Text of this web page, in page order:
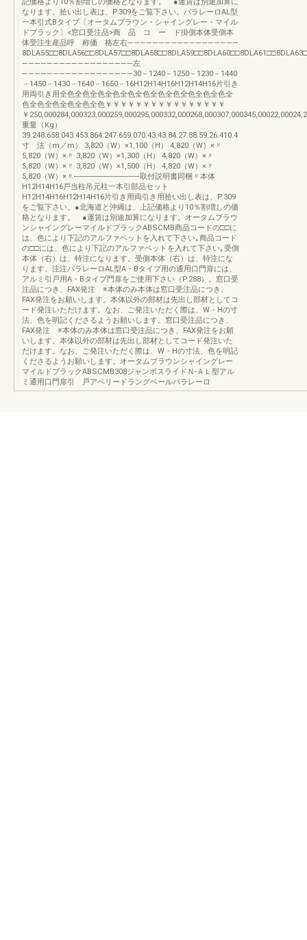
なります。拾い出し表は、P.309をご覧下さい。パラレーロAL型
一本引式Bタイプ〔オータムブラウン・シャイングレー・マイル
ドブラック〕<窓口受注品>商 品 コ ー ド掛側本体受側本
体受注生産品呼 称価 格左右——————————————————
——————————————————左
——————————————————30－1240－1250－1230－1440
－1450－1430－1640－1650－16H12H14H16H12H14H16片引き
用両引き用全色全色全色全色全色全色全色全色全色全色全色全
色全色全色全色全色全色￥￥￥￥￥￥￥￥￥￥￥￥￥￥￥￥
￥
重量（Kg）
39.248.658.043.453.864.247.659.070.43.43.84.27.88.59.26.410.4
寸 法（m／m） 3,820（W）×1,100（H） 4,820（W）×〃
5,820（W）×〃 3,820（W）×1,300（H） 4,820（W）×〃
5,820（W）×〃 3,820（W）×1,500（H） 4,820（W）×〃
5,820（W）×〃────────────取付説明書同梱〃本体
H12H14H16戸当柱吊元柱一本引部品セット
H12H14H16H12H14H16片引き用両引き用拾い出し表は、P.309
をご覧下さい。●北海道と沖縄は、上記価格より10％割増しの価
格となります。 ●運賃は別途加算になります。オータムブラウ
ンシャイングレーマイルドブラックABSCMB商品コードの□□に
は、色により下記のアルファベットを入れて下さい｡商品コード
の□□には、色により下記のアルファベットを入れて下さい｡受側
本体（右）は、特注になります。受側本体（右）は、特注にな
ります。注注パラレーロAL型A・Bタイプ用の通用口門扉には、
アルミ引戸用A・Bタイプ門扉をご使用下さい（P.288）。窓口受
注品につき、FAX発注 ※本体のみ本体は窓口受注品につき、
FAX発注をお願いします。本体以外の部材は先出し部材としてコ
ード発注いただけます。なお、ご発注いただく際は、W・Hの寸
法、色を明記くださるようお願いします。窓口受注品につき、
FAX発注 ※本体のみ本体は窓口受注品につき、FAX発注をお願
いします。本体以外の部材は先出し部材としてコード発注いた
だけます。なお、ご発注いただく際は、W・Hの寸法、色を明記
くださるようお願いします。オータムブラウンシャイングレー
マイルドブラックABSCMB308ジャンボスライドＮ‐ＡＬ型アル
ミ通用口門扉引 戸アペリードラングベールパラレーロ